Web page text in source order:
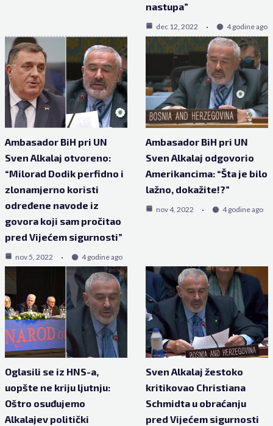
nastupa”
dec 12, 2022 4 godine ago
Ambasador BiH pri UN
Sven Alkalaj otvoreno:
“Milorad Dodik perfidno i
zlonamjerno koristi
određene navode iz
govora koji sam pročitao
pred Vijećem sigurnosti”
nov 5, 2022 4 godine ago
Ambasador BiH pri UN
Sven Alkalaj odgovorio
Amerikancima: “Šta je bilo
lažno, dokažite!?”
nov 4, 2022 4 godine ago
Oglasili se iz HNS-a,
uopšte ne kriju ljutnju:
Oštro osuđujemo
Alkalajev politički
Sven Alkalaj žestoko
kritikovao Christiana
Schmidta u obraćanju
pred Vijećem sigurnosti